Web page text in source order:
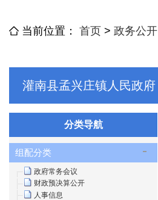
当前位置： 首页 > 政务公开
灌南县孟兴庄镇人民政府
分类导航
组配分类
政府常务会议
财政预决算公开
人事信息